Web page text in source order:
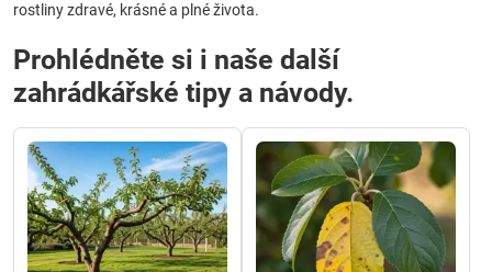
rostliny zdravé, krásné a plné života.
Prohlédněte si i naše další
zahrádkářské tipy a návody.